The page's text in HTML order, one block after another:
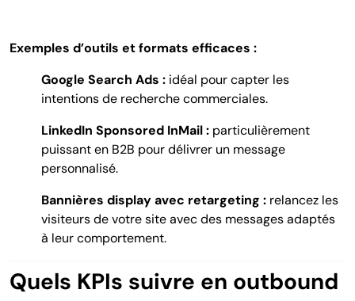
Exemples d’outils et formats efficaces :
Google Search Ads : idéal pour capter les
intentions de recherche commerciales.
LinkedIn Sponsored InMail : particulièrement
puissant en B2B pour délivrer un message
personnalisé.
Bannières display avec retargeting : relancez les
visiteurs de votre site avec des messages adaptés
à leur comportement.
Quels KPIs suivre en outbound